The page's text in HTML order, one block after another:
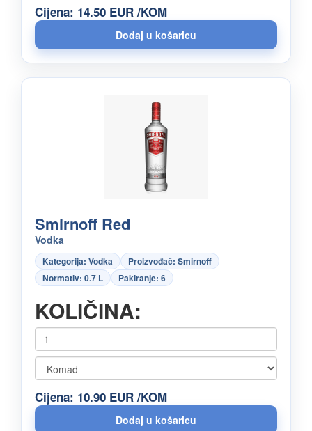
Cijena: 14.50 EUR /KOM
Smirnoff Red
Vodka
Kategorija: Vodka
Proizvođač: Smirnoff
Normativ: 0.7 L
Pakiranje: 6
KOLIČINA:
Cijena: 10.90 EUR /KOM